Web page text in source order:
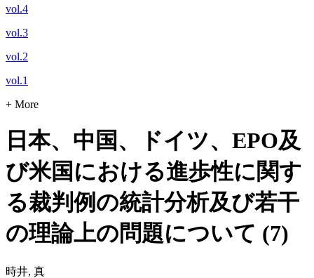
vol.4
vol.3
vol.2
vol.1
+ More
日本、中国、ドイツ、EPO及
び米国における進歩性に関す
る裁判例の統計分析及び若干
の理論上の問題について (7)
時井, 真